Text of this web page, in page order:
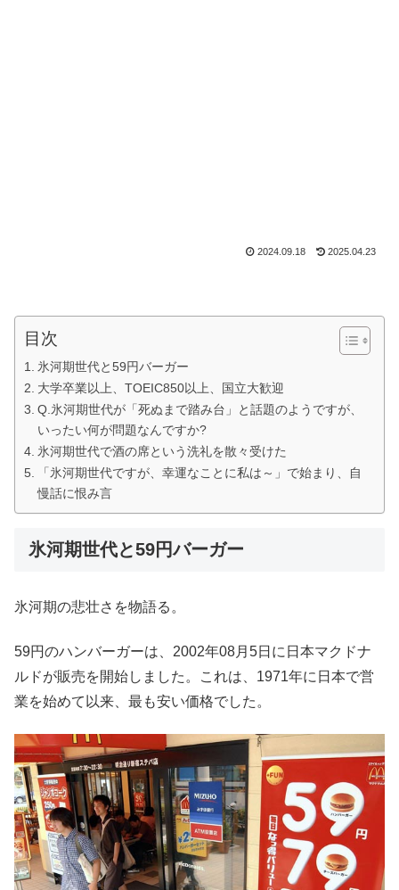
2024.09.18 2025.04.23
目次
氷河期世代と59円バーガー
大学卒業以上、TOEIC850以上、国立大歓迎
Q.氷河期世代が「死ぬまで踏み台」と話題のようですが、
いったい何が問題なんですか?
氷河期世代で酒の席という洗礼を散々受けた
「氷河期世代ですが、幸運なことに私は～」で始まり、自
慢話に恨み言
氷河期世代と59円バーガー
氷河期の悲壮さを物語る。
59円のハンバーガーは、2002年08月5日に日本マクドナ
ルドが販売を開始しました。これは、1971年に日本で営
業を始めて以来、最も安い価格でした。